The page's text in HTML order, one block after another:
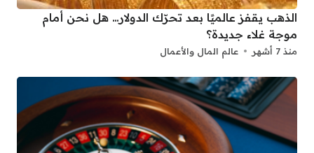
الذهب يقفز عالميًا بعد تحرّك الدولار… هل نحن أمام
موجة غلاء جديدة؟
منذ 7 أشهر عالم المال والأعمال